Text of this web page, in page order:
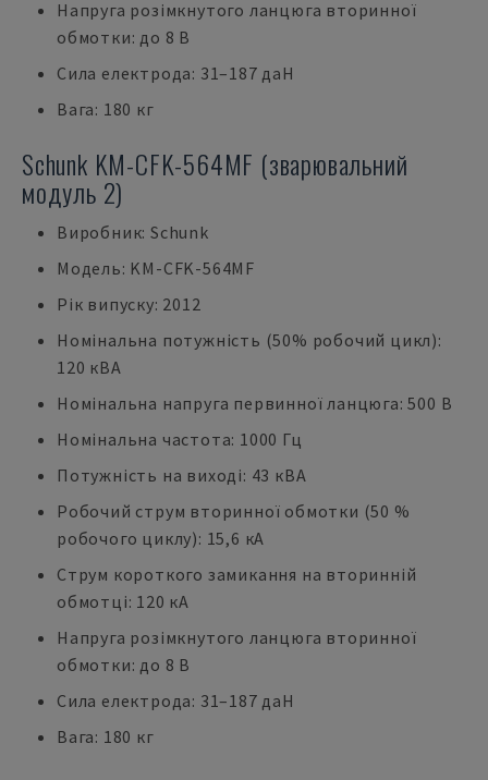
Напруга розімкнутого ланцюга вторинної
обмотки: до 8 В
Сила електрода: 31–187 даН
Вага: 180 кг
Schunk KM-CFK-564MF (зварювальний
модуль 2)
Виробник: Schunk
Модель: KM-CFK-564MF
Рік випуску: 2012
Номінальна потужність (50% робочий цикл):
120 кВА
Номінальна напруга первинної ланцюга: 500 В
Номінальна частота: 1000 Гц
Потужність на виході: 43 кВА
Робочий струм вторинної обмотки (50 %
робочого циклу): 15,6 кА
Струм короткого замикання на вторинній
обмотці: 120 кА
Напруга розімкнутого ланцюга вторинної
обмотки: до 8 В
Сила електрода: 31–187 даН
Вага: 180 кг